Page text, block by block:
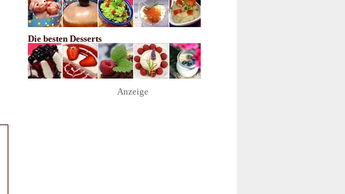
Die besten Desserts
Anzeige